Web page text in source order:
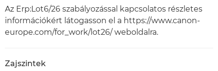
Az Erp:Lot6/26 szabályozással kapcsolatos részletes
információkért látogasson el a https://www.canon-
europe.com/for_work/lot26/ weboldalra.
Zajszintek